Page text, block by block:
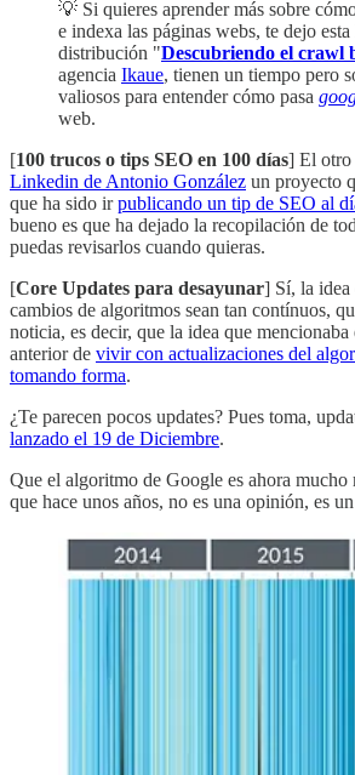
💡 Si quieres aprender más sobre
e indexa las páginas webs, te dejo esta
distribución "Descubriendo el crawl
agencia Ikaue, tienen un tiempo pero
valiosos para entender cómo pasa
web.
[100 trucos o tips SEO en 100 días] El otro
Linkedin de Antonio González un proyecto
que ha sido irpublicando un tip de SEO al
bueno es que ha dejado la recopilación de
puedas revisarlos cuando quieras.
[Core Updates para desayunar] Sí, la idea
cambios de algoritmos sean tan contínuos,
noticia, es decir, que la idea que
anterior de vivir con actualizaciones del
tomando forma.
¿Te parecen pocos updates? Pues toma,
lanzado el 19 de Diciembre.
Que el algoritmo de Google es ahora
que hace unos años, no es una opinión, es